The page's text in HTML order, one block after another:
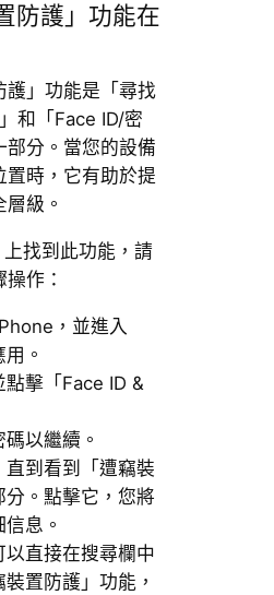
防護」功能在
護」功能是「尋找
和「Face ID/密
部分。當您的設備
置時，它有助於提
級。
找到此功能，請
作：
，並進入
用。
點擊「Face ID &
以繼續。
直到看到「遭竊裝
分。點擊它，您將
息。
以直接在搜尋欄中
置防護」功能，